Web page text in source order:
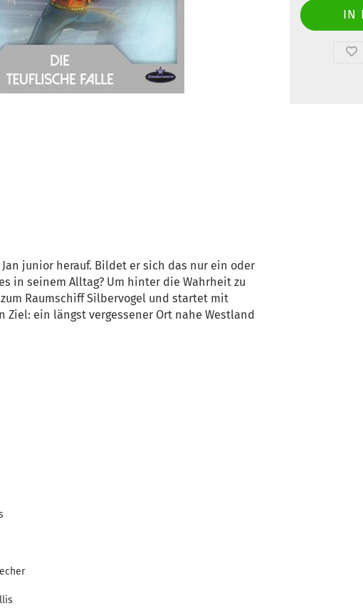
junior herauf. Bildet er sich das nur ein oder
in seinem Alltag? Um hinter die Wahrheit zu
Raumschiff Silbervogel und startet mit
Ziel: ein längst vergessener Ort nahe Westland